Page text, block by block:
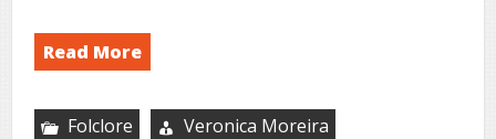
Read More
Folclore
Veronica Moreira